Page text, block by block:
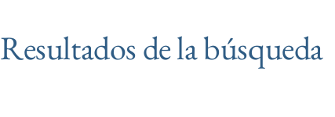
Resultados de la búsqueda